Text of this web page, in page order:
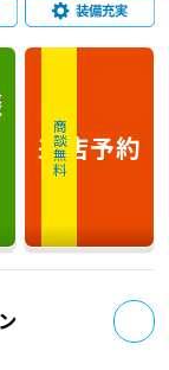
商談無料
来店予約